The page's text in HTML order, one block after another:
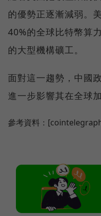
的優勢正逐漸減弱。
40%的全球比特幣算
的大型機構礦工。
面對這一趨勢，中國
進一步影響其在全球
參考資料：